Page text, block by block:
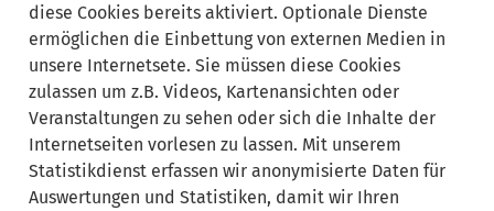
diese Cookies bereits aktiviert. Optionale Dienste
ermöglichen die Einbettung von externen Medien in
unsere Internetsete. Sie müssen diese Cookies
zulassen um z.B. Videos, Kartenansichten oder
Veranstaltungen zu sehen oder sich die Inhalte der
Internetseiten vorlesen zu lassen. Mit unserem
Statistikdienst erfassen wir anonymisierte Daten für
Auswertungen und Statistiken, damit wir Ihren